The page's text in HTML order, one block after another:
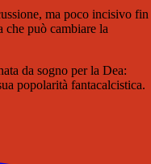
ma poco incisivo fin
che può cambiare la
da sogno per la Dea:
popolarità fantacalcistica.